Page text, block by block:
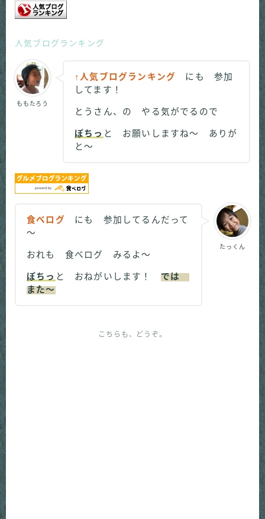
人気ブログランキング
ももたろう
↑人気ブログランキング
にも 参加
してます！
とうさん、の やる気がでるので
ぽちっ と お願いしますね～ ありが
と～
たっくん
食べログ
にも 参加してるんだって
～
おれも 食べログ みるよ～
ぽちっ と おねがいします！ では
また～
こちらも、どうぞ。